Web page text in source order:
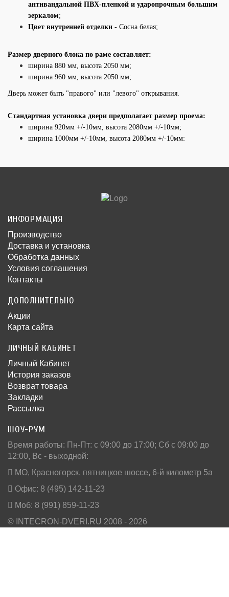
антивандальной ПВХ-пленкой и ударопрочным большим
зеркалом;
Цвет внутренней отделки - Сосна белая;
Размер дверного блока по раме составляет:
ширина 880 мм, высота 2050 мм;
ширина 960 мм, высота 2050 мм;
Дверь может быть "правого" или "левого" открывания.
Стандартная установка двери предполагает размер проема:
ширина 920мм +/-10мм, высота 2080мм +/-10мм;
ширина 1000мм +/-10мм, высота 2080мм +/-10мм:
ИНФОРМАЦИЯ
Производство
Доставка и установка
Обработка данных
Условия соглашения
Контакты
ДОПОЛНИТЕЛЬНО
Акции
Карта сайта
ЛИЧНЫЙ КАБИНЕТ
Личный Кабинет
История заказов
Возврат товара
Закладки
Рассылка
ШОУ-РУМ
Время работы: Пн-Пт: c 09:00 до 17:00; Сб с 09:00 до
12:00, Вс - выходной:
МО, Красногорск, пятницкое шоссе, 6-й километр 5а
Офис: 8 (495) 142-11-23
Моб: 8 (991) 859-11-23
© INTECRON-DVERI.RU 2008 - 2026